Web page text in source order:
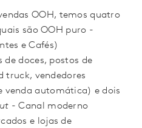
OOH, temos quatro
são OOH puro -
e Cafés)
de doces, postos de
truck, vendedores
venda automática) e dois
- Canal moderno
e lojas de